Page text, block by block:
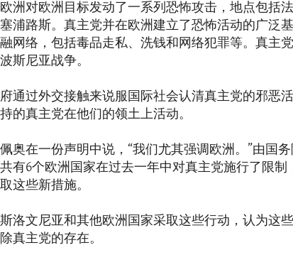
洲对欧洲目标发动了一系列恐怖攻击，地点包括
浦路斯。真主党并在欧洲建立了恐怖活动的广泛
网络，包括毒品走私、洗钱和网络犯罪等。真主
斯尼亚战争。
通过外交接触来说服国际社会认清真主党的邪恶
的真主党在他们的领土上活动。
奥在一份声明中说，“我们尤其强调欧洲。”由国
共有6个欧洲国家在过去一年中对真主党施行了限
这些新措施。
洛文尼亚和其他欧洲国家采取这些行动，认为这
真主党的存在。